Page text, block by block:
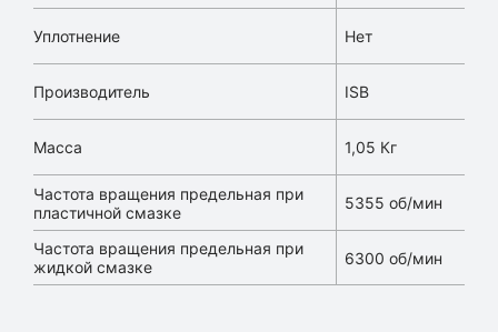
Уплотнение Нет
Производитель ISB
Масса 1,05 Кг
Частота вращения предельная при
пластичной смазке
5355 об/мин
Частота вращения предельная при
жидкой смазке
6300 об/мин